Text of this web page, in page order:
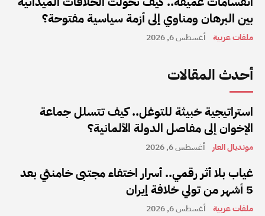
بين البرهان ومناوي إلى أزمة سياسية مفتوحة؟
ملفات عربية أغسطس 6, 2026
أحدث المقالات
استراتيجية خبيثة للتوغل.. كيف تتسلل جماعة
الإخوان إلى مفاصل الدولة الألمانية؟
مونديال العار أغسطس 6, 2026
غياب بلا أثر رقمي.. أسرار اختفاء مجتبى خامنئي بعد
5 أشهر من تولي خلافة إيران
ملفات عربية أغسطس 6, 2026